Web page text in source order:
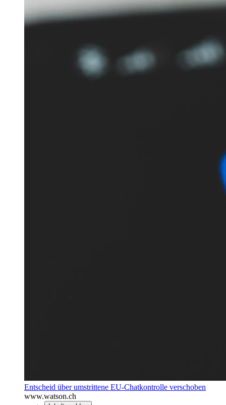
Entscheid über umstrittene EU-Chatkontrolle verschoben
www.watson.ch